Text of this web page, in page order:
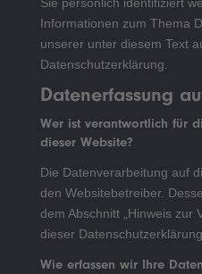
Informationen zum Thema
unserer unter diesem Text
Datenschutzerklärung.
Datenerfassung
Wer ist verantwortlich für
dieser Website?
Die Datenverarbeitung auf
den Websitebetreiber.
dem Abschnitt „Hinweis zur
dieser
Wie erfassen wir Ihre